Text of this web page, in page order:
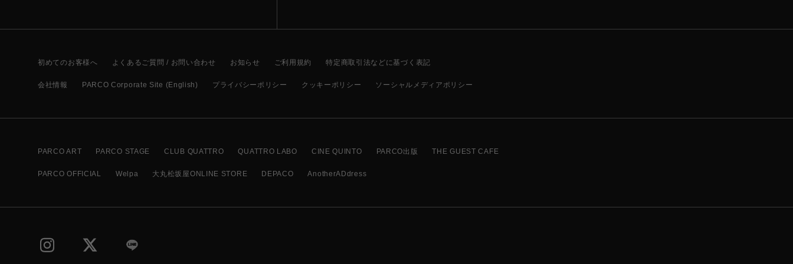
初めてのお客様へ よくあるご質問 / お問い合わせ お知らせ ご利用規約 特定商取引法などに基づく表記
会社情報 PARCO Corporate Site (English) プライバシーポリシー クッキーポリシー ソーシャルメディアポリシー
PARCO ART PARCO STAGE CLUB QUATTRO QUATTRO LABO CINE QUINTO PARCO出版 THE GUEST CAFE
PARCO OFFICIAL Welpa 大丸松坂屋ONLINE STORE DEPACO AnotherADdress